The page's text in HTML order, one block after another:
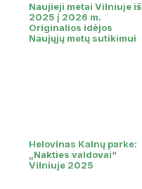
Naujieji metai Vilniuje iš
2025 į 2026 m.
Originalios idėjos
Naujųjų metų sutikimui
Helovinas Kalnų parke:
„Nakties valdovai“
Vilniuje 2025